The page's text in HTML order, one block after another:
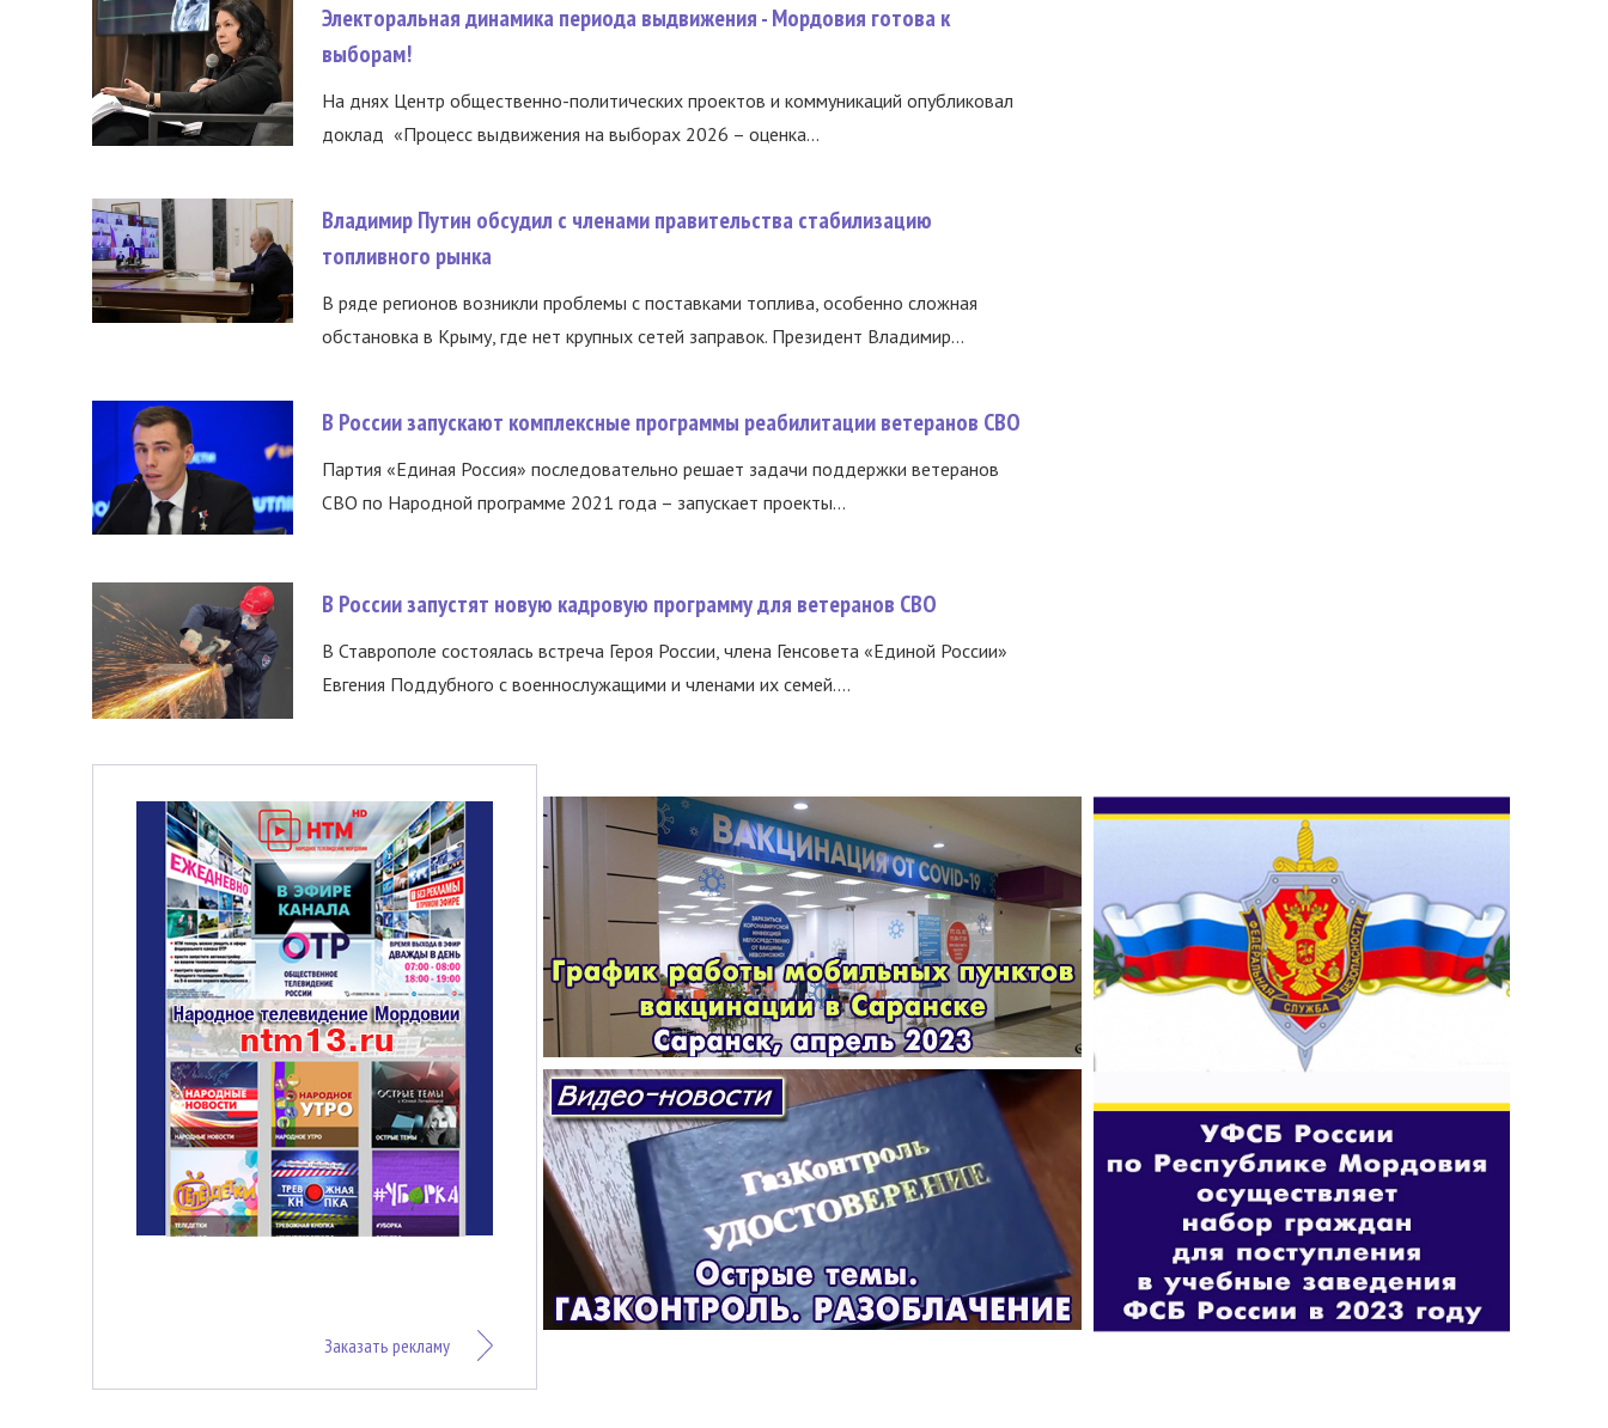
Электоральная динамика периода выдвижения - Мордовия готова к
выборам!
На днях Центр общественно-политических проектов и коммуникаций опубликовал
доклад «Процесс выдвижения на выборах 2026 – оценка...
Владимир Путин обсудил с членами правительства стабилизацию
топливного рынка
В ряде регионов возникли проблемы с поставками топлива, особенно сложная
обстановка в Крыму, где нет крупных сетей заправок. Президент Владимир...
В России запускают комплексные программы реабилитации ветеранов СВО
Партия «Единая Россия» последовательно решает задачи поддержки ветеранов
СВО по Народной программе 2021 года – запускает проекты...
В России запустят новую кадровую программу для ветеранов СВО
В Ставрополе состоялась встреча Героя России, члена Генсовета «Единой России»
Евгения Поддубного с военнослужащими и членами их семей....
Заказать рекламу